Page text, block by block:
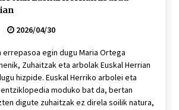
2026/04/30
egin dugu Maria Ortega
Zuhaitzak eta arbolak Euskal Herrian
hizpide. Euskal Herriko arbolei eta
moduko bat da, bertan
digute zuhaitzak ez direla soilik natura,